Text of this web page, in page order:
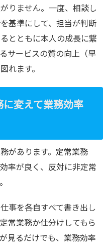
りません。一度、相談し
基準にして、担当が判断
とともに本人の成長に繋
サービスの質の向上（早
れます。
変えて業務効率
があります。定常業務
率が良く、反対に非定常
事を各自すべて書き出し
常業務か仕分けしてもら
見るだけでも、業務効率